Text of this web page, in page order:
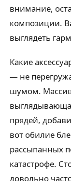
внимание,
композиции.
выглядеть
Какие
— не
шумом.
прядей,
вот обилие
рассыпанных
катастрофе.
довольно